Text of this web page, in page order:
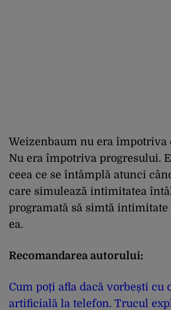
Weizenbaum nu era împotriva
Nu era împotriva progresului.
ceea ce se întâmplă atunci
care simulează intimitatea
programată să simtă intimitate
ea.
Recomandarea autorului:
Cum poți afla dacă vorbești cu
artificială la telefon. Trucul